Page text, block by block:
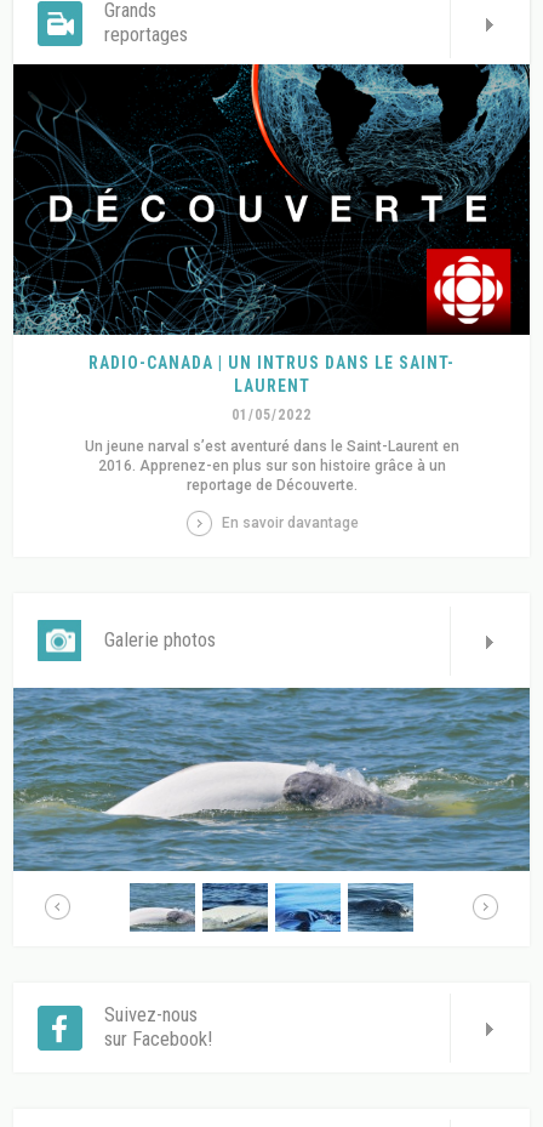
Grands
reportages
RADIO-CANADA | UN INTRUS DANS LE SAINT-
LAURENT
01/05/2022
Un jeune narval s’est aventuré dans le Saint-Laurent en
2016. Apprenez-en plus sur son histoire grâce à un
reportage de Découverte.
En savoir davantage
Galerie photos
Suivez-nous
sur Facebook!